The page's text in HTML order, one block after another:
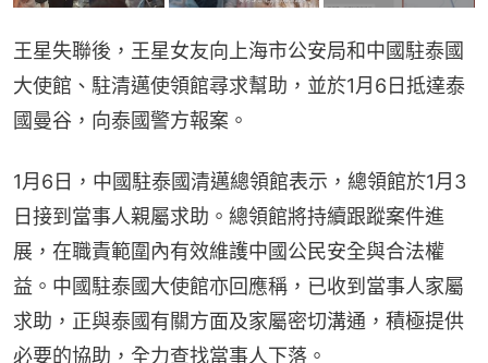
王星失聯後，王星女友向上海市公安局和中國駐泰國
大使館、駐清邁使領館尋求幫助，並於1月6日抵達泰
國曼谷，向泰國警方報案。
1月6日，中國駐泰國清邁總領館表示，總領館於1月3
日接到當事人親屬求助。總領館將持續跟蹤案件進
展，在職責範圍內有效維護中國公民安全與合法權
益。中國駐泰國大使館亦回應稱，已收到當事人家屬
求助，正與泰國有關方面及家屬密切溝通，積極提供
必要的協助，全力查找當事人下落。